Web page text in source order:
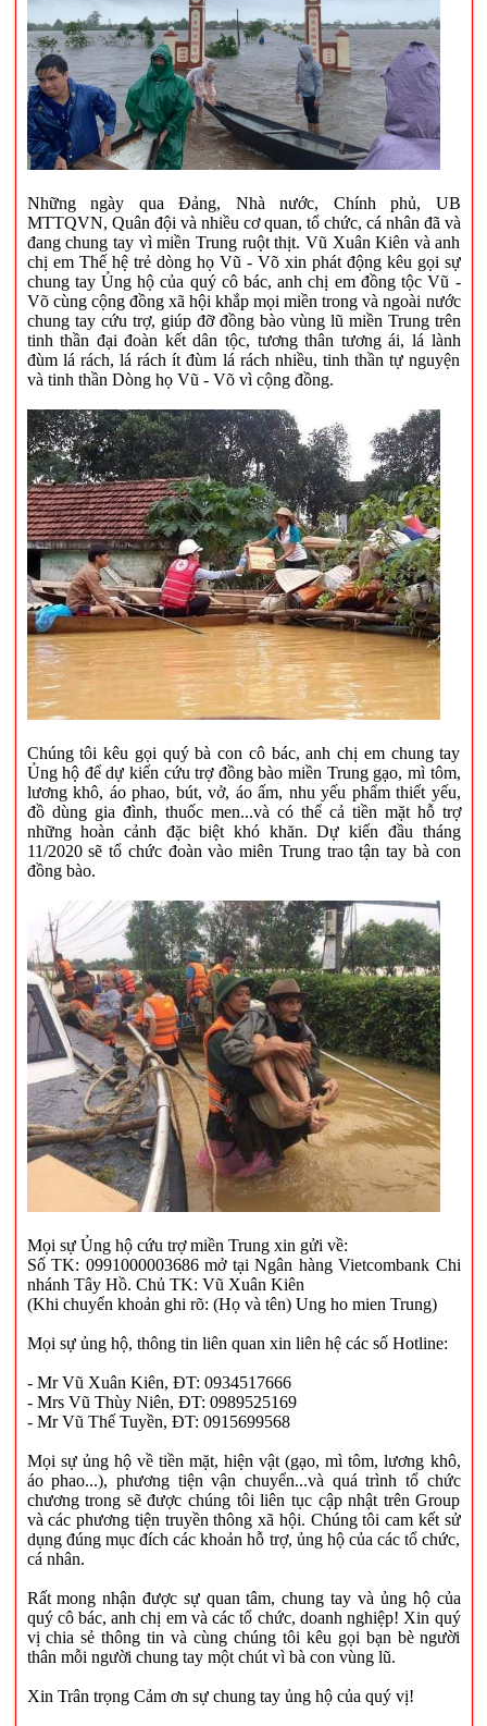
Những ngày qua Đảng, Nhà nước, Chính phủ, UB
MTTQVN, Quân đội và nhiều cơ quan, tổ chức, cá nhân đã và
đang chung tay vì miền Trung ruột thịt. Vũ Xuân Kiên và anh
chị em Thế hệ trẻ dòng họ Vũ - Võ xin phát động kêu gọi sự
chung tay Ủng hộ của quý cô bác, anh chị em đồng tộc Vũ -
Võ cùng cộng đồng xã hội khắp mọi miền trong và ngoài nước
chung tay cứu trợ, giúp đỡ đồng bào vùng lũ miền Trung trên
tinh thần đại đoàn kết dân tộc, tương thân tương ái, lá lành
đùm lá rách, lá rách ít đùm lá rách nhiều, tinh thần tự nguyện
và tinh thần Dòng họ Vũ - Võ vì cộng đồng.
Chúng tôi kêu gọi quý bà con cô bác, anh chị em chung tay
Ủng hộ để dự kiến cứu trợ đồng bào miền Trung gạo, mì tôm,
lương khô, áo phao, bút, vở, áo ấm, nhu yếu phẩm thiết yếu,
đồ dùng gia đình, thuốc men...và có thể cả tiền mặt hỗ trợ
những hoàn cảnh đặc biệt khó khăn. Dự kiến đầu tháng
11/2020 sẽ tổ chức đoàn vào miên Trung trao tận tay bà con
đồng bào.
Mọi sự Ủng hộ cứu trợ miền Trung xin gửi về:
Số TK: 0991000003686 mở tại Ngân hàng Vietcombank Chi
nhánh Tây Hồ. Chủ TK: Vũ Xuân Kiên
(Khi chuyển khoản ghi rõ: (Họ và tên) Ung ho mien Trung)
Mọi sự ủng hộ, thông tin liên quan xin liên hệ các số Hotline:
- Mr Vũ Xuân Kiên, ĐT: 0934517666
- Mrs Vũ Thùy Niên, ĐT: 0989525169
- Mr Vũ Thế Tuyền, ĐT: 0915699568
Mọi sự ủng hộ về tiền mặt, hiện vật (gạo, mì tôm, lương khô,
áo phao...), phương tiện vận chuyển...và quá trình tổ chức
chương trong sẽ được chúng tôi liên tục cập nhật trên Group
và các phương tiện truyền thông xã hội. Chúng tôi cam kết sử
dụng đúng mục đích các khoản hỗ trợ, ủng hộ của các tổ chức,
cá nhân.
Rất mong nhận được sự quan tâm, chung tay và ủng hộ của
quý cô bác, anh chị em và các tổ chức, doanh nghiệp! Xin quý
vị chia sẻ thông tin và cùng chúng tôi kêu gọi bạn bè người
thân mỗi người chung tay một chút vì bà con vùng lũ.
Xin Trân trọng Cảm ơn sự chung tay ủng hộ của quý vị!